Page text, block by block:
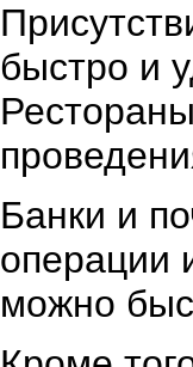
быстро и
Банки и
операции
можно